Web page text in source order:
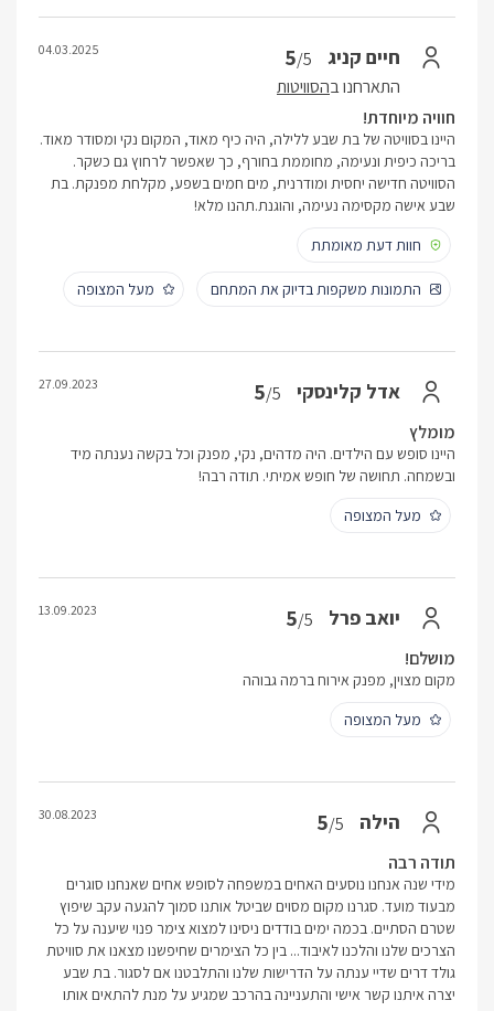
חיים קניג 5/5
התארחנו בהסוויטות
04.03.2025
חוויה מיוחדת!
היינו בסוויטה של בת שבע ללילה, היה כיף מאוד, המקום נקי ומסודר מאוד.
בריכה כיפית ונעימה, מחוממת בחורף, כך שאפשר לרחוץ גם כשקר.
הסוויטה חדישה יחסית ומודרנית, מים חמים בשפע, מקלחת מפנקת. בת
שבע אישה מקסימה נעימה, והוגנת.תהנו מלא!
חוות דעת מאומתת
התמונות משקפות בדיוק את המתחם מעל המצופה
אדל קלינסקי 5/5
27.09.2023
מומלץ
היינו סופש עם הילדים. היה מדהים, נקי, מפנק וכל בקשה נענתה מיד
ובשמחה. תחושה של חופש אמיתי. תודה רבה!
מעל המצופה
יואב פרל 5/5
13.09.2023
מושלם!
מקום מצוין, מפנק אירוח ברמה גבוהה
מעל המצופה
הילה 5/5
30.08.2023
תודה רבה
מידי שנה אנחנו נוסעים האחים במשפחה לסופש אחים שאנחנו סוגרים
מבעוד מועד. סגרנו מקום מסוים שביטל אותנו סמוך להגעה עקב שיפוץ
שטרם הסתיים. בכמה ימים בודדים ניסינו למצוא צימר פנוי שיענה על כל
הצרכים שלנו והלכנו לאיבוד... בין כל הצימרים שחיפשנו מצאנו את סוויטת
גולד דרים שדיי ענתה על הדרישות שלנו והתלבטנו אם לסגור. בת שבע
יצרה איתנו קשר אישי והתעניינה בהרכב שמגיע על מנת להתאים אותו